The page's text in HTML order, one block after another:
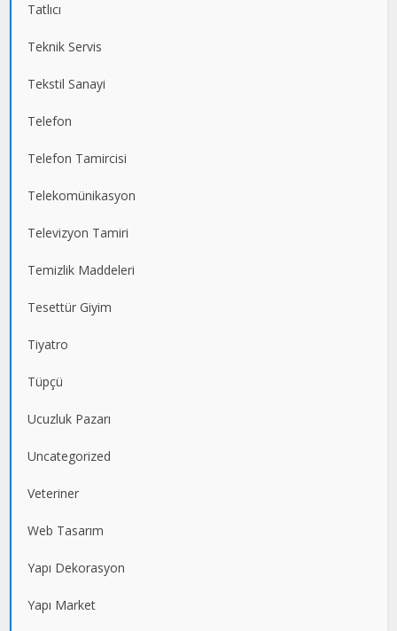
Tatlıcı
Teknik Servis
Tekstil Sanayi
Telefon
Telefon Tamircisi
Telekomünikasyon
Televizyon Tamiri
Temizlik Maddeleri
Tesettür Giyim
Tiyatro
Tüpçü
Ucuzluk Pazarı
Uncategorized
Veteriner
Web Tasarım
Yapı Dekorasyon
Yapı Market